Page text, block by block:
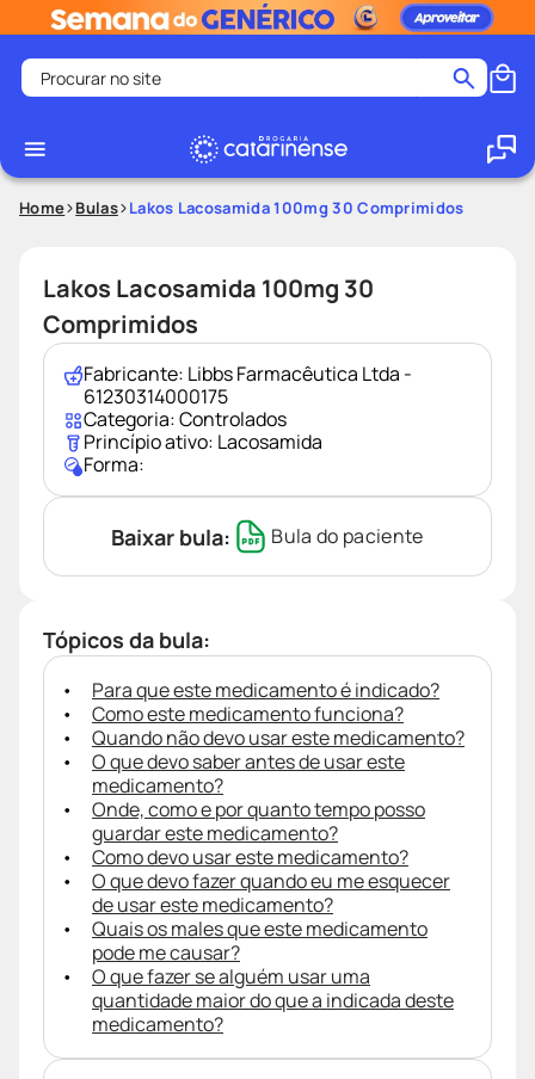
Procurar no site
1
2º
medley
4
protetor solar facial
5º
shampoo
6º
lenço umedecido
sabonete liquido
desodorante
10º
Home Bulas Lakos Lacosamida 100mg 30 Comprimidos
Lakos Lacosamida 100mg 30
Comprimidos
Fabricante: Libbs Farmacêutica Ltda -
61230314000175
Categoria:Controlados
Princípio ativo: Lacosamida
Forma:
Baixar bula: Bula do paciente
Tópicos da bula:
Para que este medicamento é indicado?
Como este medicamento funciona?
Quando não devo usar este medicamento?
O que devo saber antes de usar este
medicamento?
Onde, como e por quanto tempo posso
guardar este medicamento?
Como devo usar este medicamento?
O que devo fazer quando eu me esquecer
de usar este medicamento?
Quais os males que este medicamento
pode me causar?
O que fazer se alguém usar uma
quantidade maior do que a indicada deste
medicamento?